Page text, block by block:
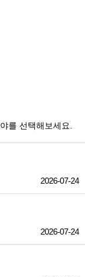
를 선택해보세요.
2026-07-24
2026-07-24